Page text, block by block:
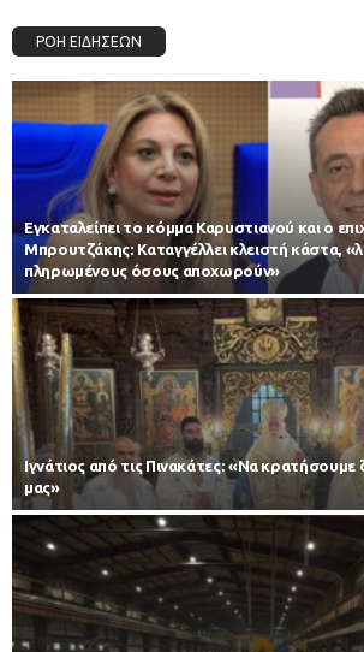
ΡΟΗ ΕΙΔΗΣΕΩΝ
Εγκαταλείπει το κόμμα Καρυστιανού και ο
Μπρουτζάκης: Καταγγέλλει κλειστή κάστα,
πληρωμένους όσους αποχωρούν»
Ιγνάτιος από τις Πινακάτες: «Να
μας»